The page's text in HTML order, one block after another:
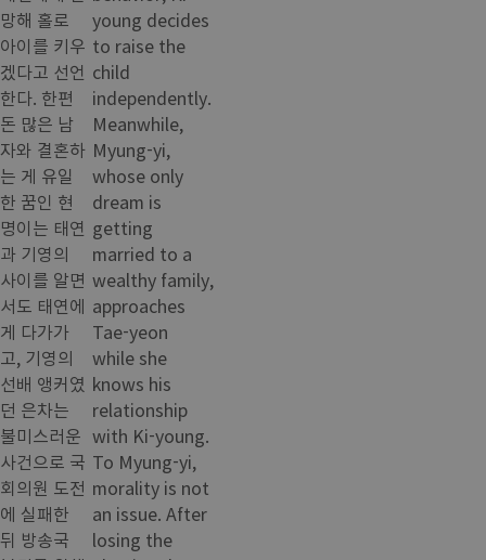
망해 홀로
아이를 키우
겠다고 선언
한다. 한편
돈 많은 남
자와 결혼하
는 게 유일
한 꿈인 현
명이는 태연
과 기영의
사이를 알면
서도 태연에
게 다가가
고, 기영의
선배 앵커였
던 은차는
불미스러운
사건으로 국
회의원 도전
에 실패한
뒤 방송국
young decides
to raise the
child
independently.
Meanwhile,
Myung-yi,
whose only
dream is
getting
married to a
wealthy family,
approaches
Tae-yeon
while she
knows his
relationship
with Ki-young.
To Myung-yi,
morality is not
an issue. After
losing the